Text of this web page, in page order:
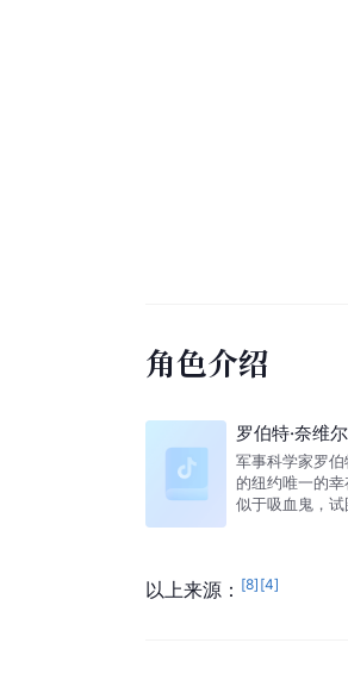
角色介绍
罗伯特·奈维尔
军事科学家罗
的纽约唯一的
似于吸血鬼，
以上来源： [8] [4]